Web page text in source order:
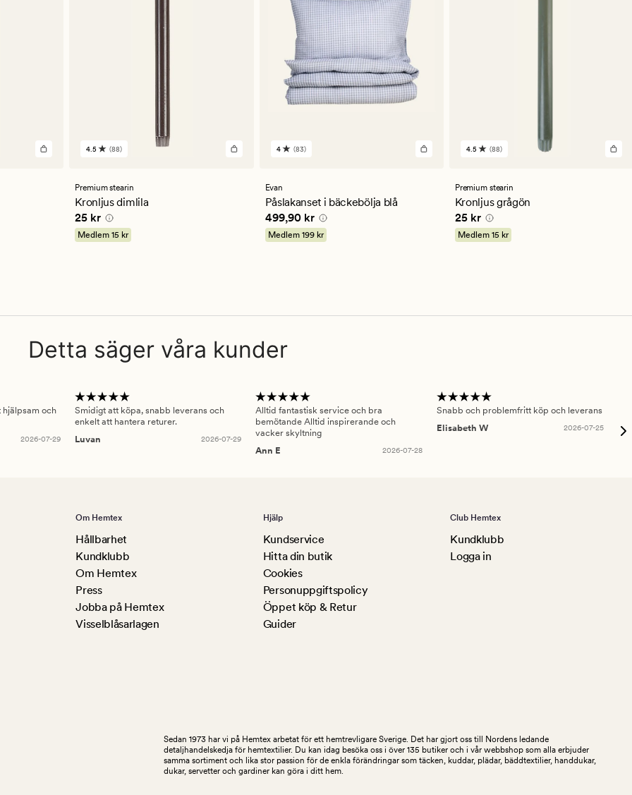
88
ett
genomsnittligt
betyg
på
4.5
4.5 (88)
Premium stearin
Kronljus dimlila
Pris 25 kr
25 kr
Medlem15 kr
83
ett
genomsnittligt
betyg
på
4
4 (83)
Evan
Påslakanset i bäckebölja blå
Pris 499,90 kr
499,90 kr
Medlem 199 kr
88
ett
genomsnittligt
betyg
på
4.5
4.5 (88)
Premium stearin
Kronljus grågön
Pris 25 kr
25 kr
Medlem 15 kr
Detta säger våra kunder
hjälpsam och
2026-07-29
Smidigt att köpa, snabb leverans och
enkelt att hantera returer.
Luvan
2026-07-29
Alltid fantastisk service och bra
bemötande Alltid inspirerande och
vacker skyltning
Ann E
2026-07-28
Snabb och problemfritt köp och leverans
Elisabeth W
2026-07-25
Om Hemtex
Hållbarhet
Kundklubb
Om Hemtex
Press
Jobba på Hemtex
Visselblåsarlagen
Hjälp
Kundservice
Hitta din butik
Cookies
Personuppgiftspolicy
Öppet köp & Retur
Guider
Club Hemtex
Kundklubb
Logga in
Sedan 1973 har vi på Hemtex arbetat för ett hemtrevligare Sverige. Det har gjort oss till Nordens ledande
detaljhandelskedja för hemtextilier. Du kan idag besöka oss i över 135 butiker och i vår webbshop som alla erbjuder
samma sortiment och lika stor passion för de enkla förändringar som täcken, kuddar, plädar, bäddtextilier, handdukar,
dukar, servetter och gardiner kan göra i ditt hem.